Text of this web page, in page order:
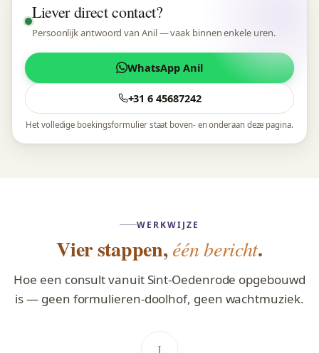
Liever direct contact?
Persoonlijk antwoord van Anil — vaak binnen enkele uren.
WhatsApp Anil
+31 6 45687242
Het volledige boekingsformulier staat boven- en onderaan deze pagina.
WERKWIJZE
Vier stappen,één bericht.
Hoe een consult vanuit Sint-Oedenrode opgebouwd
is — geen formulieren-doolhof, geen wachtmuziek.